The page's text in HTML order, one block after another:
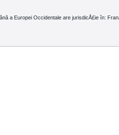
a Europei Occidentale are jurisdicÅ£ie în: